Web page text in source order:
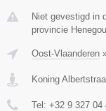
Niet gevestigd in
provincie
Oost-Vlaanderen
Koning
Tel: +32 9 327 04